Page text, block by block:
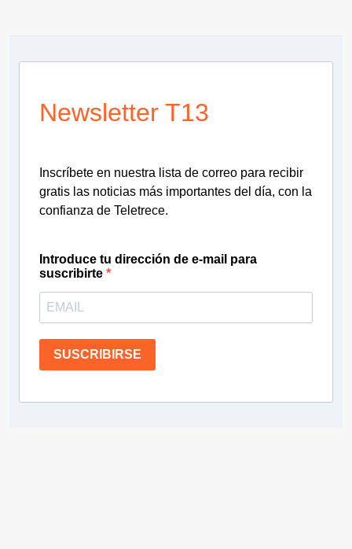
Newsletter T13
Inscríbete en nuestra lista de correo para recibir
gratis las noticias más importantes del día, con la
confianza de Teletrece.
Introduce tu dirección de e-mail para
suscribirte
SUSCRIBIRSE